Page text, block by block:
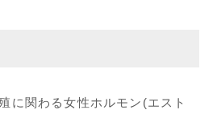
に関わる女性ホルモン(エスト